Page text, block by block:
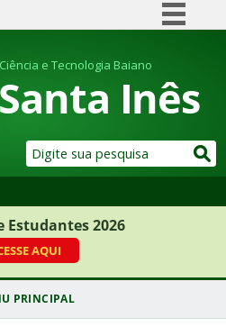
Comunica BR
Participe
Legislação
e Tecnologia Baiano
Inês
Estudantes 2026
AQUI